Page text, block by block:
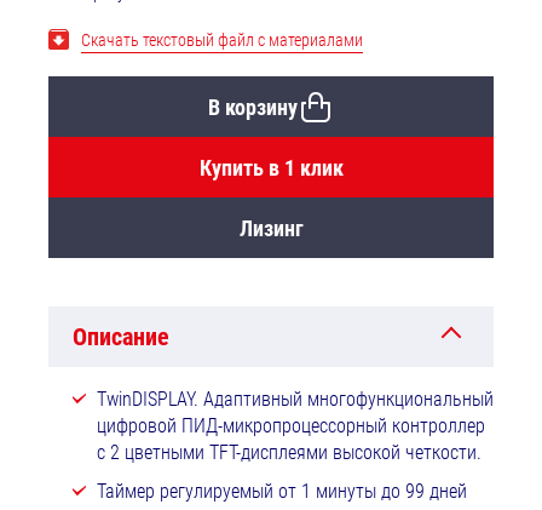
Скачать текстовый файл с материалами
В корзину
Купить в 1 клик
Лизинг
Описание
TwinDISPLAY. Адаптивный многофункциональный
цифровой ПИД-микропроцессорный контроллер
с 2 цветными TFT-дисплеями высокой четкости.
Таймер регулируемый от 1 минуты до 99 дней